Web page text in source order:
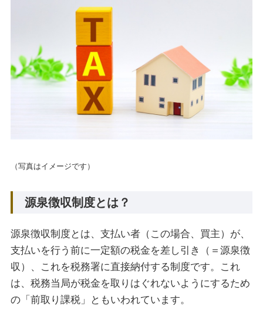
（写真はイメージです）
源泉徴収制度とは？
源泉徴収制度とは、支払い者（この場合、買主）が、
支払いを行う前に一定額の税金を差し引き（＝源泉徴
収）、これを税務署に直接納付する制度です。これ
は、税務当局が税金を取りはぐれないようにするため
の「前取り課税」ともいわれています。